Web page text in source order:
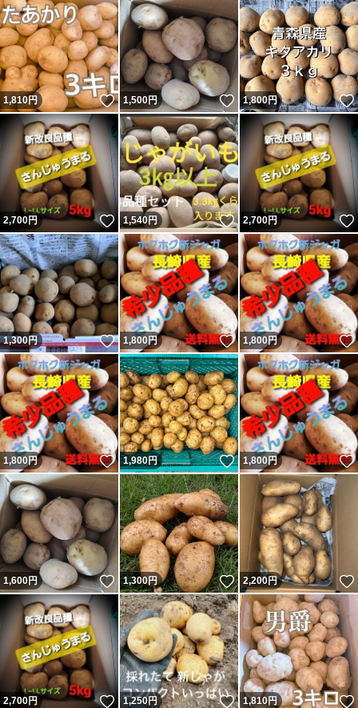
1,810円 いいね！
1,500円 いいね！
1,800円
2,700円 いいね！
1,540円 いいね！
2,700円
1,300円 いいね！
1,800 円 いいね！
1,800 円
1,800 円 いいね！
1,980円 いいね！
1,800 円
1,600円 いいね！
1,300円 いいね！
2,200円
2,700円 いいね！
1,250円 いいね！
1,810円